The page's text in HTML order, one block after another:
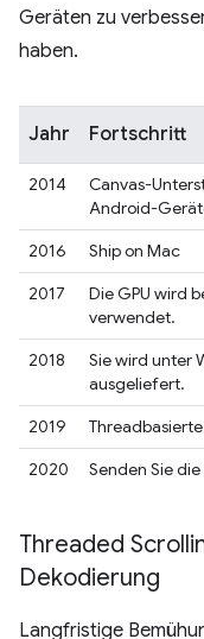
Geräten zu
haben.
Jahr Fortschritt
2014
Canvas-
Android-
2016
Ship on Mac
2017
Die GPU wird
verwendet.
2018
Sie wird unter
ausgeliefert.
2019
2020
Senden Sie
Threaded
Dekodierung
Langfristige